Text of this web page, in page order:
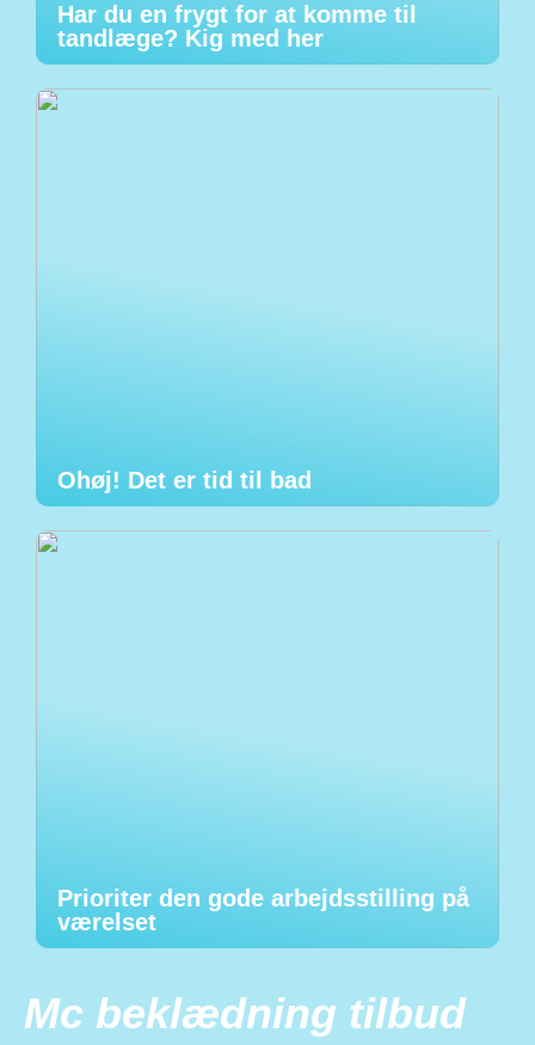
Har du en frygt for at komme til
tandlæge? Kig med her
Ohøj! Det er tid til bad
Prioriter den gode arbejdsstilling på
værelset
Mc beklædning tilbud